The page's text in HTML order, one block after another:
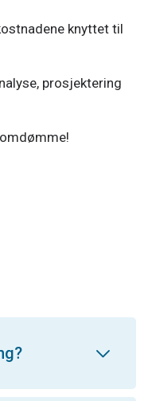
knyttet til
prosjektering